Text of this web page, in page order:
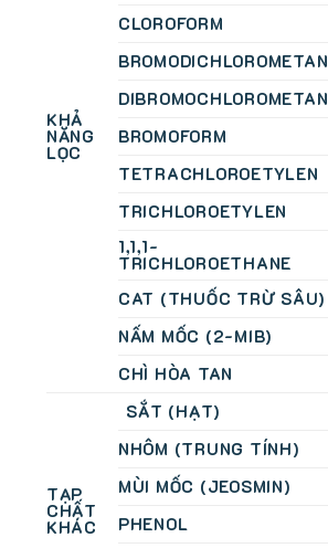
KHẢ
NĂNG
LỌC
CLOROFORM
BROMODICHLOROMETAN
DIBROMOCHLOROMETAN
BROMOFORM
TETRACHLOROETYLEN
TRICHLOROETYLEN
1,1,1-
TRICHLOROETHANE
CAT (THUỐC TRỪ SÂU)
NẤM MỐC (2-MIB)
CHÌ HÒA TAN
TẠP
CHẤT
KHÁC
SẮT (HẠT)
NHÔM (TRUNG TÍNH)
MÙI MỐC (JEOSMIN)
PHENOL